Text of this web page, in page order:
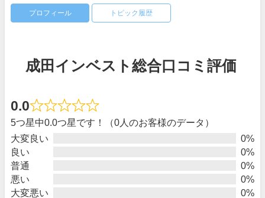
プロフィール トピック履歴
成田インベスト総合口コミ評価
0.0
5つ星中0.0つ星です！（0人のお客様のデータ）
大変良い
0%
良い
0%
普通
0%
悪い
0%
大変悪い
0%